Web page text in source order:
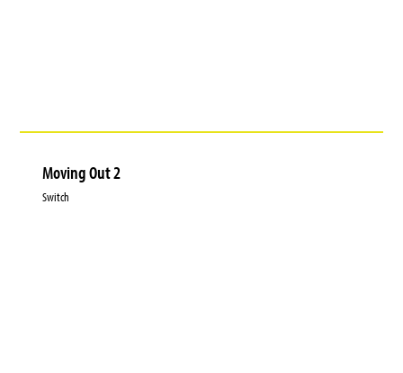
Moving Out 2
Switch